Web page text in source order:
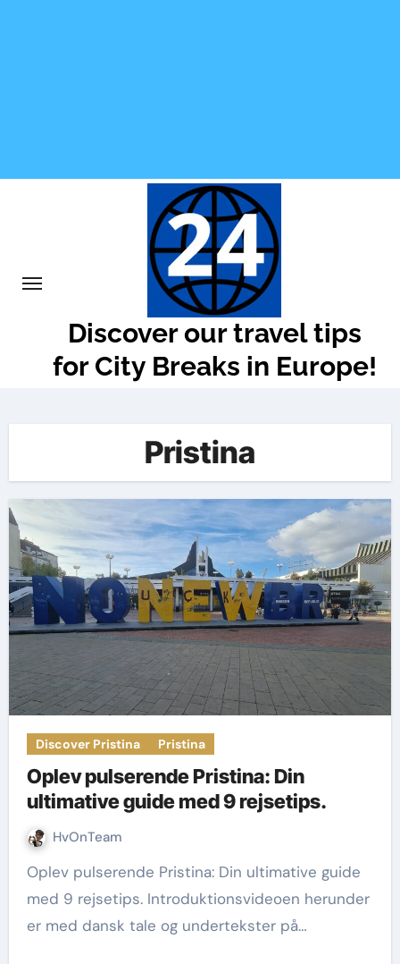
Discover our travel tips
for City Breaks in Europe!
Pristina
Discover Pristina Pristina
Oplev pulserende Pristina: Din
ultimative guide med 9 rejsetips.
HvOnTeam
Oplev pulserende Pristina: Din ultimative guide
med 9 rejsetips. Introduktionsvideoen herunder
er med dansk tale og undertekster på…